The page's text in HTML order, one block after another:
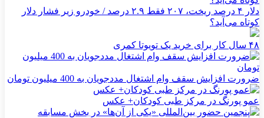
دلار ۴ درصد ریخت، ۲۰۷ فقط ۲.۹ درصد / خودرو زیر فشار دلار
کوتاه می‌آید؟
۴۸ سال کار برای خرید یک تویوتا کمری
ضرورت افزایش سقف وام اشتغال مددجویان به 400 میلیون تومان
عمو پورنگ در مرکز طبی کودکان+ عکس